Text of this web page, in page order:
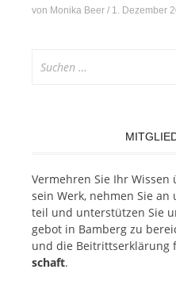
von Monika Beer 1. Dezember
nach:
Ver­meh­ren Sie Ihr
sein Werk, neh­men Sie
teil und un­ter­stüt­zen Sie
ge­bot in Bam­berg zu
und die Bei­tritts­er­klä­rung
schaft.